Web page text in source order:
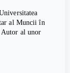
al Muncii în
Autor al unor